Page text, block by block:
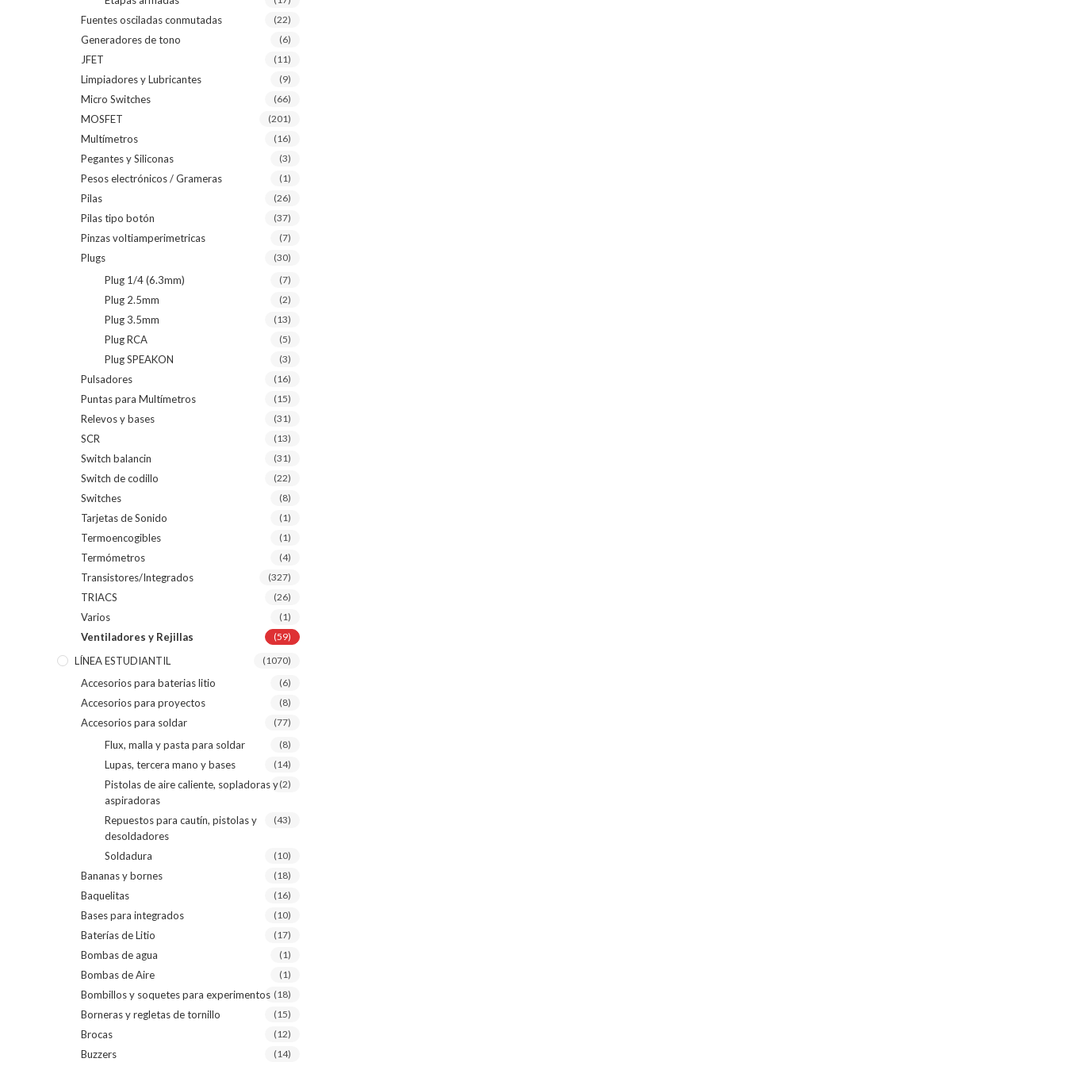
Fuentes osciladas conmutadas (22)
Generadores de tono (6)
JFET (11)
Limpiadores y Lubricantes (9)
Micro Switches (66)
MOSFET (201)
Multímetros (16)
Pegantes y Siliconas (3)
Pesos electrónicos / Grameras (1)
Pilas (26)
Pilas tipo botón (37)
Pinzas voltiamperimetricas (7)
Plugs (30)
Plug 1/4 (6.3mm) (7)
Plug 2.5mm (2)
Plug 3.5mm (13)
Plug RCA (5)
Plug SPEAKON (3)
Pulsadores (16)
Puntas para Multímetros (15)
Relevos y bases (31)
SCR (13)
Switch balancin (31)
Switch de codillo (22)
Switches (8)
Tarjetas de Sonido (1)
Termoencogibles (1)
Termómetros (4)
Transistores/Integrados (327)
TRIACS (26)
Varios (1)
Ventiladores y Rejillas (59)
LÍNEA ESTUDIANTIL (1070)
Accesorios para baterias litio (6)
Accesorios para proyectos (8)
Accesorios para soldar (77)
Flux, malla y pasta para soldar (8)
Lupas, tercera mano y bases (14)
Pistolas de aire caliente, sopladoras y
aspiradoras
(2)
Repuestos para cautín, pistolas y
desoldadores
(43)
Soldadura (10)
Bananas y bornes (18)
Baquelitas (16)
Bases para integrados (10)
Baterías de Litio (17)
Bombas de agua (1)
Bombas de Aire (1)
Bombillos y soquetes para experimentos (18)
Borneras y regletas de tornillo (15)
Brocas (12)
Buzzers (14)